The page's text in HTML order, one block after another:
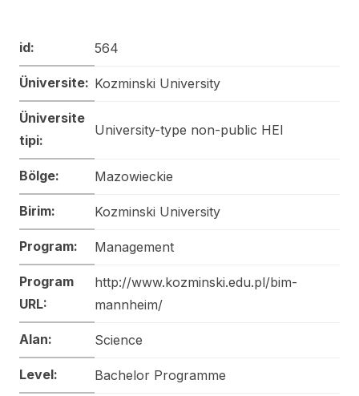
id: 564
Üniversite: Kozminski University
Üniversite
tipi:
University-type non-public HEI
Bölge: Mazowieckie
Birim: Kozminski University
Program: Management
Program
URL:
http://www.kozminski.edu.pl/bim-
mannheim/
Alan: Science
Level: Bachelor Programme